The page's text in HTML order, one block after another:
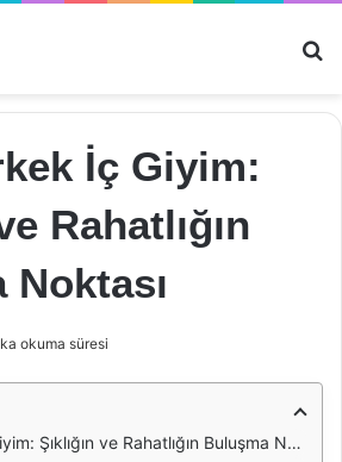
İç Giyim:
Rahatlığın
okuma süresi
Şıklığın ve Rahatlığın Buluşma Noktası